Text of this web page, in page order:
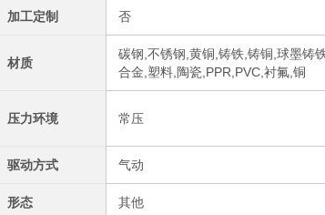
加工定制 否
材质
碳钢,不锈钢,黄铜,铸铁,铸铜,球墨铸
合金,塑料,陶瓷,PPR,PVC,衬氟,铜
压力环境 常压
驱动方式 气动
形态 其他